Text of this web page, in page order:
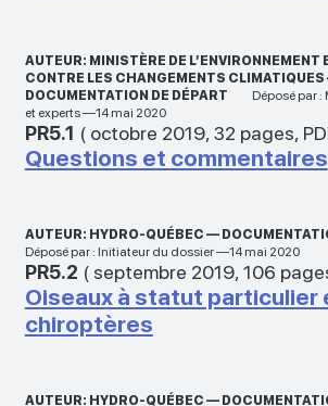
AUTEUR: MINISTÈRE DE L’ENVIRONNEMENT
CONTRE LES CHANGEMENTS
DOCUMENTATION DE DÉPART
Déposé par
et experts —14 mai 2020
PR5.1 ( octobre 2019, 32 pages,
Questions et commentaires
AUTEUR: HYDRO-QUÉBEC —
Déposé par : Initiateur du dossier —14 mai 2020
PR5.2 ( septembre 2019, 106
Oiseaux à statut particulier
chiroptères
AUTEUR: HYDRO-QUÉBEC —